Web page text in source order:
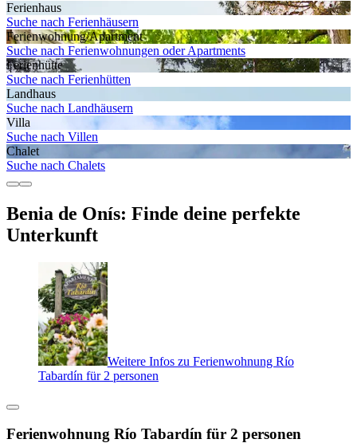
Ferienhaus
Suche nach Ferienhäusern
Ferienwohnung/Apartment
Suche nach Ferienwohnungen oder Apartments
Ferienhütte
Suche nach Ferienhütten
Landhaus
Suche nach Landhäusern
Villa
Suche nach Villen
Chalet
Suche nach Chalets
Benia de Onís: Finde deine perfekte
Unterkunft
Weitere Infos zu Ferienwohnung Río
Tabardín für 2 personen
Ferienwohnung Río Tabardín für 2 personen